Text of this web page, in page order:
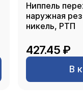
Ниппель
наружная
никель, РТП
427.45 ₽
В